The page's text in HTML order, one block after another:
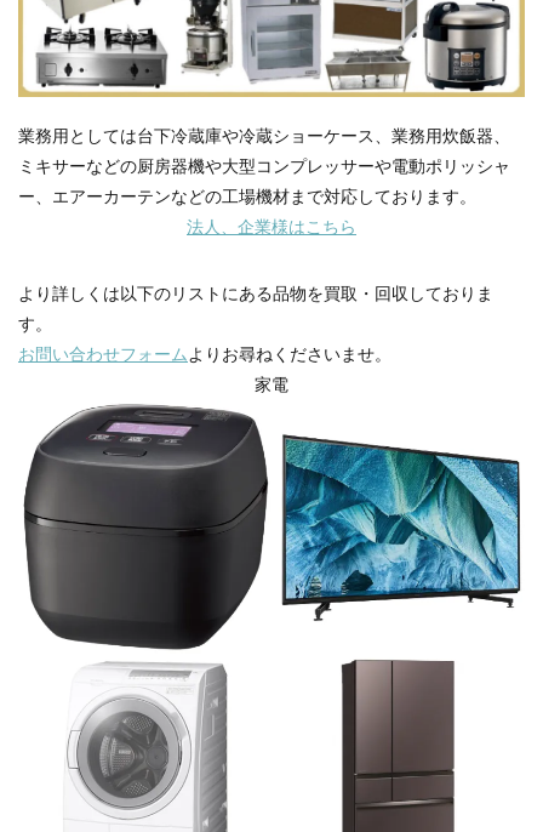
業務用としては台下冷蔵庫や冷蔵ショーケース、業務用炊飯器、
ミキサーなどの厨房器機や大型コンプレッサーや電動ポリッシャ
ー、エアーカーテンなどの工場機材まで対応しております。
法人、企業様はこちら
より詳しくは以下のリストにある品物を買取・回収しておりま
す。
お問い合わせフォーム よりお尋ねくださいませ。
家電